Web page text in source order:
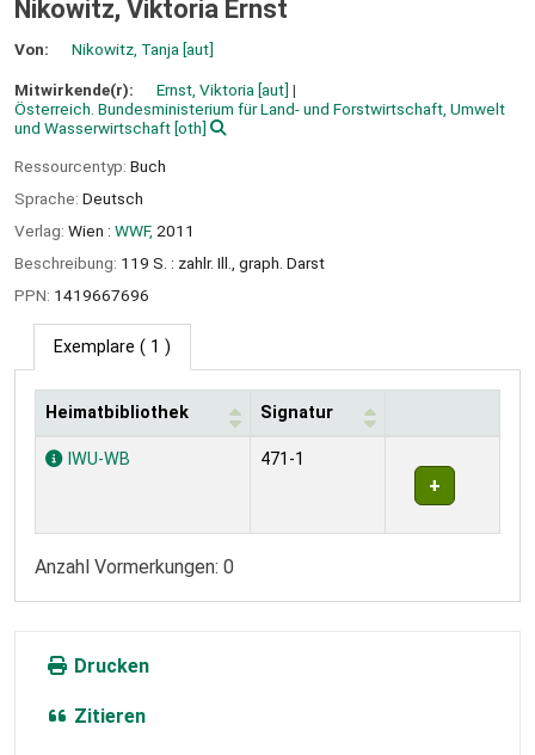
Nikowitz, Viktoria Ernst
Von: Nikowitz, Tanja [aut]
Mitwirkende(r): Ernst, Viktoria [aut]
Österreich. Bundesministerium für Land- und Forstwirtschaft, Umwelt
und Wasserwirtschaft[oth]
Ressourcentyp: Buch
Sprache: Deutsch
Verlag: Wien : WWF, 2011
Beschreibung: 119 S. : zahlr. Ill., graph. Darst
PPN: 1419667696
Exemplare ( 1 )
Exemplare
Heimatbibliothek Signatur
IWU-WB 471-1
Anzahl Vormerkungen: 0
Drucken
Zitieren